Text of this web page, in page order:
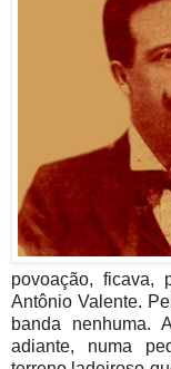
povoação, ficava,
Antônio Valente.
banda nenhuma.
adiante, numa